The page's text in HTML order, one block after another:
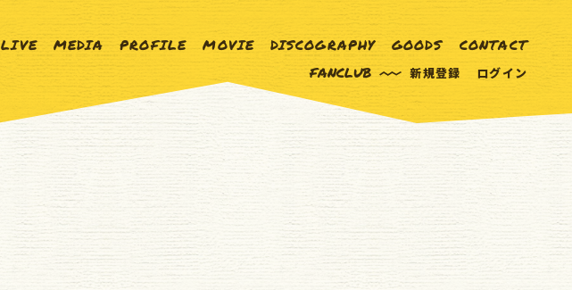
LIVE MEDIA PROFILE MOVIE DISCOGRAPHY GOODS
CONTACT
FANCLUB
新規登録 ログイン